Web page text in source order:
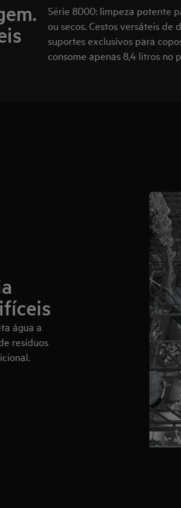
Série 8000: limpeza potente
ou secos. Cestos versáteis de
suportes exclusivos para
consome apenas 8,4 litros no
água a
resíduos